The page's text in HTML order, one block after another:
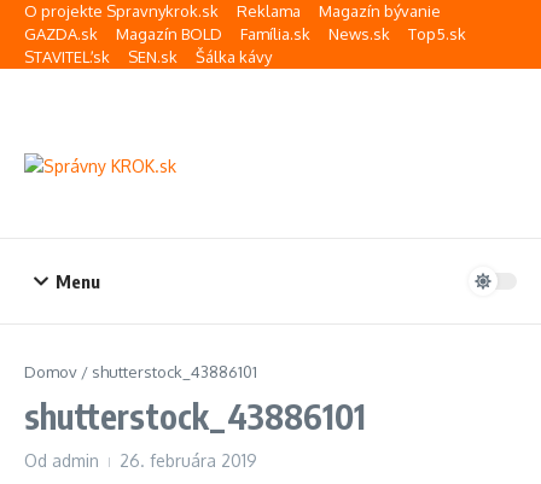
Preskočiť na obsah
O projekte Spravnykrok.sk Reklama
Magazín bývanie
GAZDA.sk
Magazín BOLD Família.sk News.sk
Top5.sk
STAVITEĽ.sk
SEN.sk Šálka kávy
Menu
Domov / shutterstock_43886101
shutterstock_43886101
Od admin 26. februára 2019